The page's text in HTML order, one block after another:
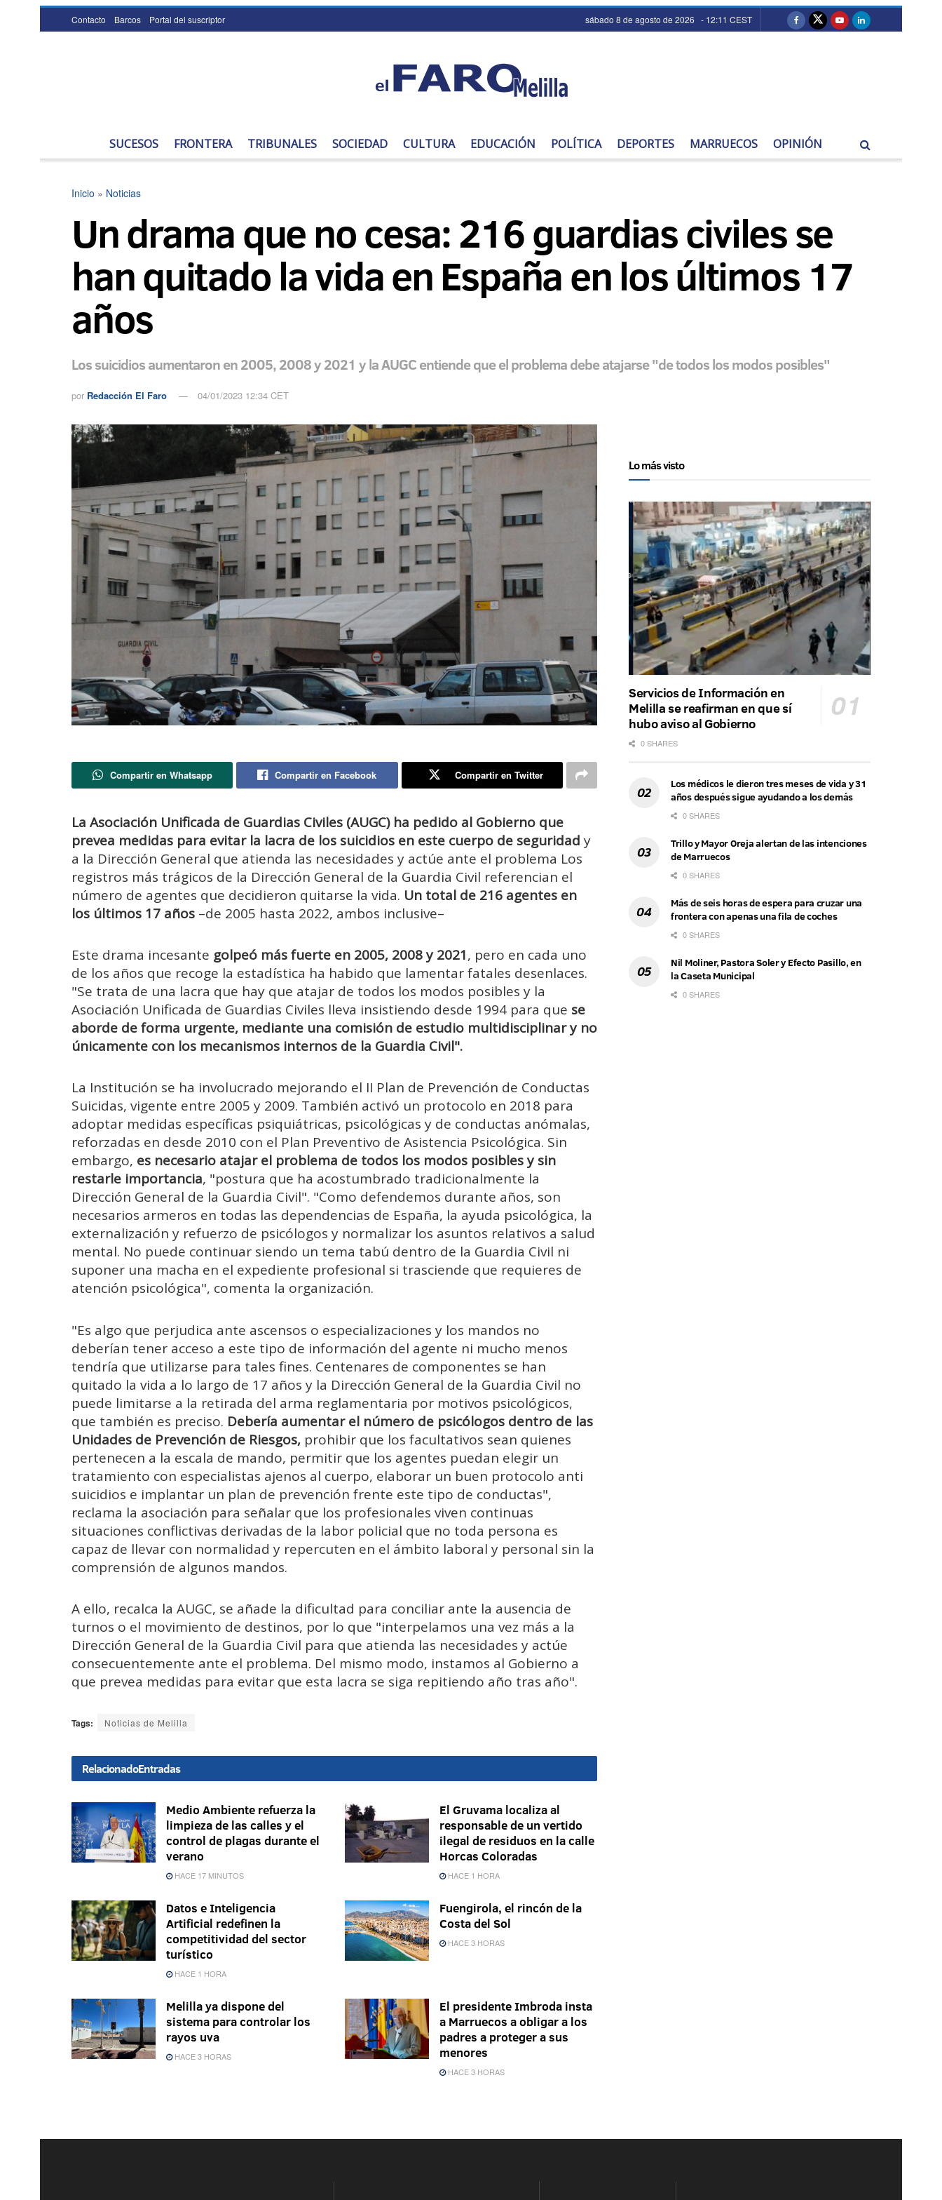
Contacto Barcos Portal del suscriptor sábado 8 de agosto de 2026 - 12:11 CEST
SUCESOS FRONTERA TRIBUNALES SOCIEDAD CULTURA EDUCACIÓN POLÍTICA DEPORTES MARRUECOS OPINIÓN
Inicio » Noticias
Un drama que no cesa: 216 guardias civiles se
han quitado la vida en España en los últimos 17
años
Los suicidios aumentaron en 2005, 2008 y 2021 y la AUGC entiende que el problema debe atajarse "de todos los modos posibles"
por Redacción El Faro 04/01/2023 12:34 CET
Compartir en Whatsapp Compartir en Facebook Compartir en Twitter
La Asociación Unificada de Guardias Civiles (AUGC) ha pedido al Gobierno que
prevea medidas para evitar la lacra de los suicidios en este cuerpo de seguridad y
a la Dirección General que atienda las necesidades y actúe ante el problema Los
registros más trágicos de la Dirección General de la Guardia Civil referencian el
número de agentes que decidieron quitarse la vida. Un total de 216 agentes en
los últimos 17 años –de 2005 hasta 2022, ambos inclusive–
Este drama incesante golpeó más fuerte en 2005, 2008 y 2021, pero en cada uno
de los años que recoge la estadística ha habido que lamentar fatales desenlaces.
"Se trata de una lacra que hay que atajar de todos los modos posibles y la
Asociación Unificada de Guardias Civiles lleva insistiendo desde 1994 para que se
aborde de forma urgente, mediante una comisión de estudio multidisciplinar y no
únicamente con los mecanismos internos de la Guardia Civil".
La Institución se ha involucrado mejorando el II Plan de Prevención de Conductas
Suicidas, vigente entre 2005 y 2009. También activó un protocolo en 2018 para
adoptar medidas específicas psiquiátricas, psicológicas y de conductas anómalas,
reforzadas en desde 2010 con el Plan Preventivo de Asistencia Psicológica. Sin
embargo, es necesario atajar el problema de todos los modos posibles y sin
restarle importancia, "postura que ha acostumbrado tradicionalmente la
Dirección General de la Guardia Civil". "Como defendemos durante años, son
necesarios armeros en todas las dependencias de España, la ayuda psicológica, la
externalización y refuerzo de psicólogos y normalizar los asuntos relativos a salud
mental. No puede continuar siendo un tema tabú dentro de la Guardia Civil ni
suponer una macha en el expediente profesional si trasciende que requieres de
atención psicológica", comenta la organización.
"Es algo que perjudica ante ascensos o especializaciones y los mandos no
deberían tener acceso a este tipo de información del agente ni mucho menos
tendría que utilizarse para tales fines. Centenares de componentes se han
quitado la vida a lo largo de 17 años y la Dirección General de la Guardia Civil no
puede limitarse a la retirada del arma reglamentaria por motivos psicológicos,
que también es preciso. Debería aumentar el número de psicólogos dentro de las
Unidades de Prevención de Riesgos, prohibir que los facultativos sean quienes
pertenecen a la escala de mando, permitir que los agentes puedan elegir un
tratamiento con especialistas ajenos al cuerpo, elaborar un buen protocolo anti
suicidios e implantar un plan de prevención frente este tipo de conductas",
reclama la asociación para señalar que los profesionales viven continuas
situaciones conflictivas derivadas de la labor policial que no toda persona es
capaz de llevar con normalidad y repercuten en el ámbito laboral y personal sin la
comprensión de algunos mandos.
A ello, recalca la AUGC, se añade la dificultad para conciliar ante la ausencia de
turnos o el movimiento de destinos, por lo que "interpelamos una vez más a la
Dirección General de la Guardia Civil para que atienda las necesidades y actúe
consecuentemente ante el problema. Del mismo modo, instamos al Gobierno a
que prevea medidas para evitar que esta lacra se siga repitiendo año tras año".
Tags: Noticias de Melilla
RelacionadoEntradas
Medio Ambiente refuerza la
limpieza de las calles y el
control de plagas durante el
verano
HACE 17 MINUTOS
El Gruvama localiza al
responsable de un vertido
ilegal de residuos en la calle
Horcas Coloradas
HACE 1 HORA
Datos e Inteligencia
Artificial redefinen la
competitividad del sector
turístico
HACE 1 HORA
Fuengirola, el rincón de la
Costa del Sol
HACE 3 HORAS
Melilla ya dispone del
sistema para controlar los
rayos uva
HACE 3 HORAS
El presidente Imbroda insta
a Marruecos a obligar a los
padres a proteger a sus
menores
HACE 3 HORAS
Lo más visto
Servicios de Información en
Melilla se reafirman en que sí
hubo aviso al Gobierno
0 SHARES
Los médicos le dieron tres meses de vida y 31
años después sigue ayudando a los demás
0 SHARES
Trillo y Mayor Oreja alertan de las intenciones
de Marruecos
0 SHARES
Más de seis horas de espera para cruzar una
frontera con apenas una fila de coches
0 SHARES
Nil Moliner, Pastora Soler y Efecto Pasillo, en
la Caseta Municipal
0 SHARES